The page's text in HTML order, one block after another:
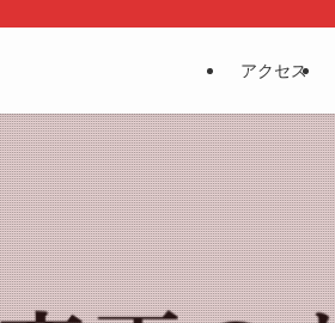
アクセス